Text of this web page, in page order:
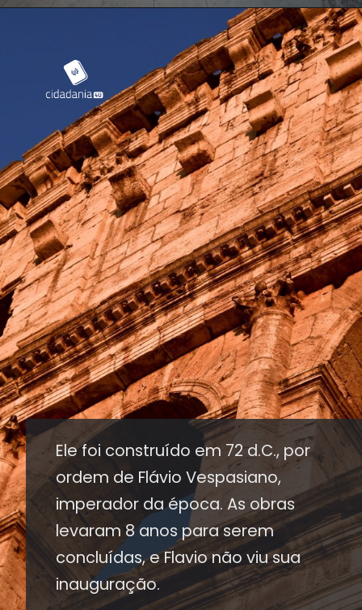
Ele foi construído em 72 d.C., por
ordem de Flávio Vespasiano,
imperador da época. As obras
levaram 8 anos para serem
concluídas, e Flavio não viu sua
inauguração.